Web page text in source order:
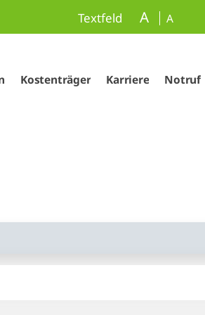
Textfeld A A
Kostenträger Karriere Notruf